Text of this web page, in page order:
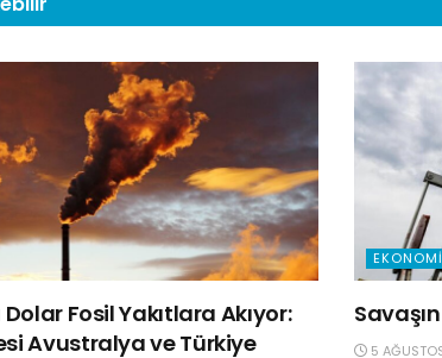
Fosil Yakıtlara Akıyor:
Avustralya ve Türkiye
EKONOMI
5